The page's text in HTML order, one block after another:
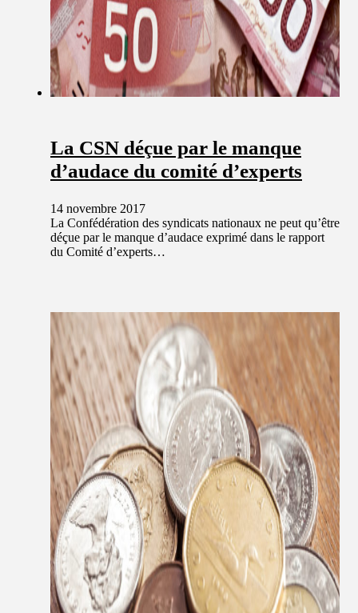
La CSN déçue par le manque
d’audace du comité d’experts
14 novembre 2017
La Confédération des syndicats nationaux ne peut qu’être
déçue par le manque d’audace exprimé dans le rapport
du Comité d’experts…